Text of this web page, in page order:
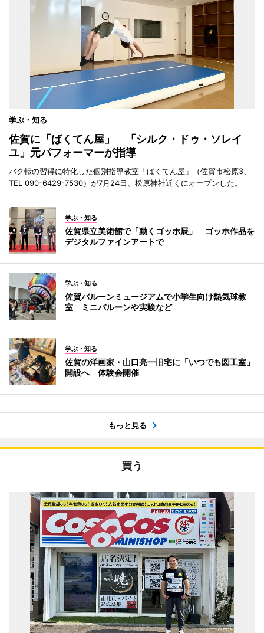
学ぶ・知る
佐賀に「ばくてん屋」 「シルク・ドゥ・ソレイ
ユ」元パフォーマーが指導
バク転の習得に特化した個別指導教室「ばくてん屋」（佐賀市松原3、
TEL 090-6429-7530）が7月24日、松原神社近くにオープンした。
学ぶ・知る
佐賀県立美術館で「動くゴッホ展」 ゴッホ作品を
デジタルファインアートで
学ぶ・知る
佐賀バルーンミュージアムで小学生向け熱気球教
室 ミニバルーンや実験など
学ぶ・知る
佐賀の洋画家・山口亮一旧宅に「いつでも図工室」
開設へ 体験会開催
もっと見る
買う